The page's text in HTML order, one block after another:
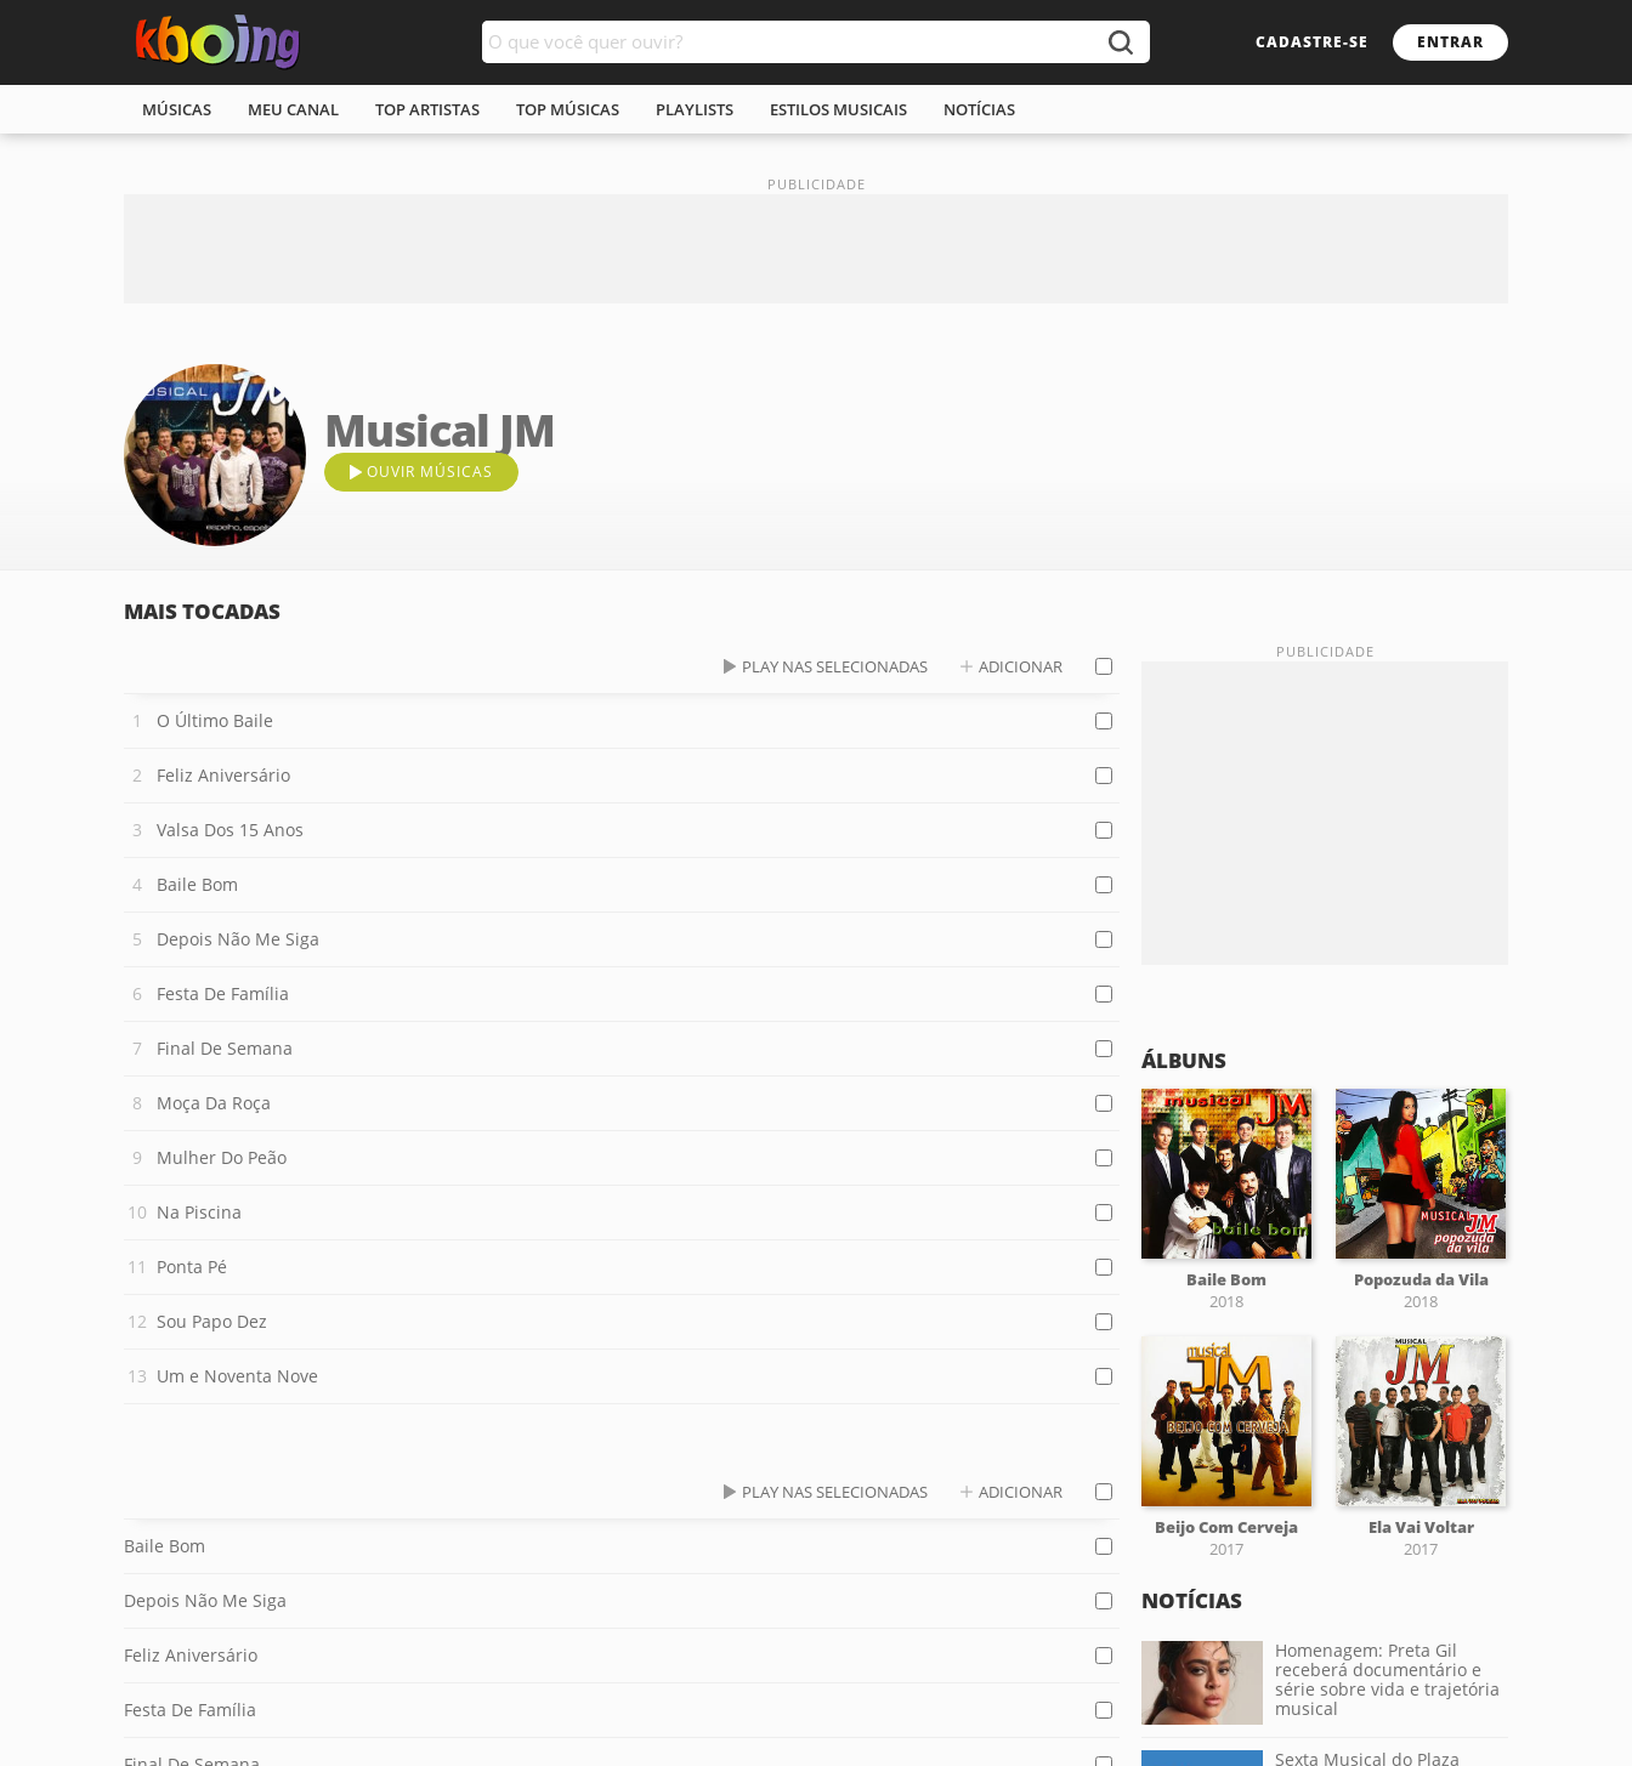
CADASTRE-SE ENTRAR
MÚSICAS MEU CANAL TOP ARTISTAS TOP MÚSICAS PLAYLISTS ESTILOS MUSICAIS NOTÍCIAS
Musical JM
OUVIR MÚSICAS
MAIS TOCADAS
PLAY NAS SELECIONADAS ADICIONAR
O Último Baile
Feliz Aniversário
Valsa Dos 15 Anos
Baile Bom
Depois Não Me Siga
Festa De Família
Final De Semana
Moça Da Roça
Mulher Do Peão
Na Piscina
Ponta Pé
Sou Papo Dez
Um e Noventa Nove
PLAY NAS SELECIONADAS ADICIONAR
Baile Bom
Depois Não Me Siga
Feliz Aniversário
Festa De Família
ÁLBUNS
Baile Bom
2018
Popozuda da Vila
2018
Beijo Com Cerveja
2017
Ela Vai Voltar
2017
NOTÍCIAS
Homenagem: Preta Gil
receberá documentário e
série sobre vida e trajetória
musical
Sexta Musical do Plaza